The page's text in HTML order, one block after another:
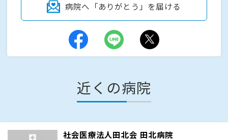
病院へ「ありがとう」を届ける
近くの病院
社会医療法人田北会 田北病院